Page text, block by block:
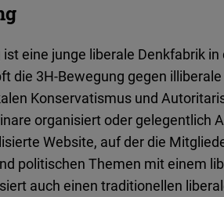
eine junge liberale Denkfabrik
die 3H-Bewegung gegen
Konservatismus und
organisiert oder gelegentlich
Website, auf der die
politischen Themen mit einem
auch einen traditionellen